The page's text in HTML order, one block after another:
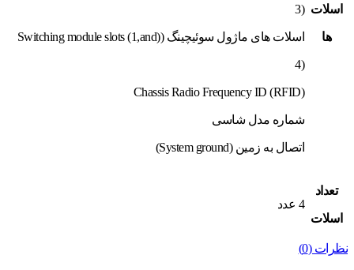
اسلات
ها
3)
اسلات های ماژول سوئیچینگ ((Switching module slots (1,and
4)
(Chassis Radio Frequency ID (RFID
شماره مدل شاسی
اتصال به زمین (System ground)
تعداد
اسلات
4 عدد
نظرات (0)